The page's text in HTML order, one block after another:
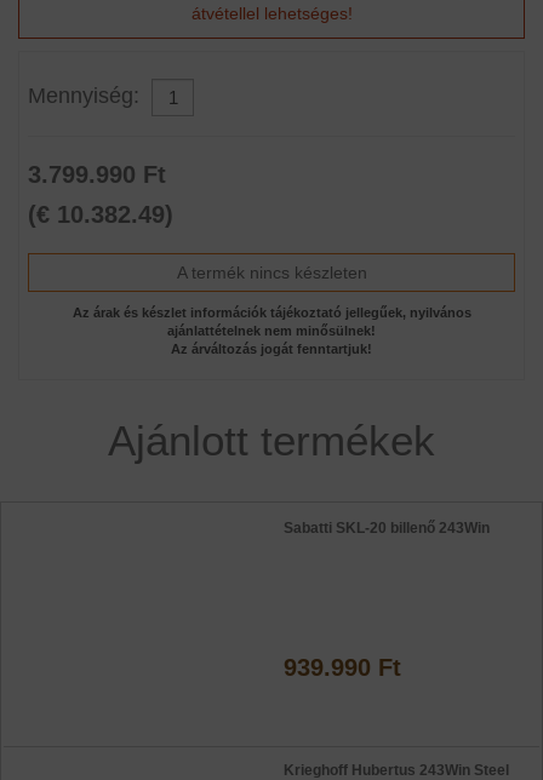
átvétellel lehetséges!
Mennyiség:
3.799.990 Ft
(€ 10.382.49)
A termék nincs készleten
Az árak és készlet információk tájékoztató jellegűek, nyilvános
ajánlattételnek nem minősülnek!
Az árváltozás jogát fenntartjuk!
Ajánlott termékek
Sabatti SKL-20 billenő 243Win
939.990 Ft
Krieghoff Hubertus 243Win Steel